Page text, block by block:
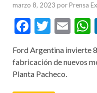
marzo 8, 2023 por Prensa
Facebook
Ford Argentina invierte
fabricación de nuevos
Planta Pacheco.